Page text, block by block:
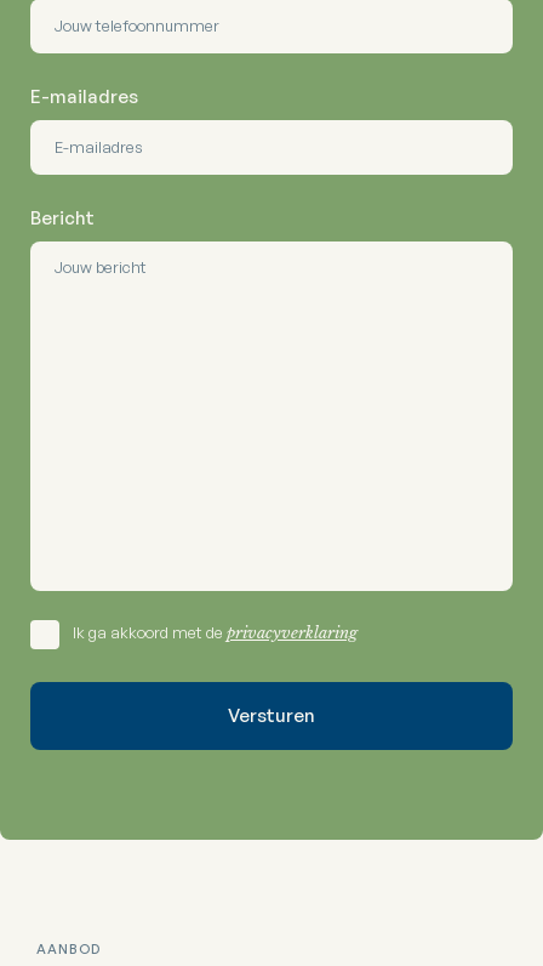
E-mailadres
Bericht
Ik ga akkoord met de privacyverklaring
AANBOD